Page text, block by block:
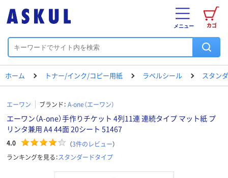
カゴ
メニュー
ホーム トナー/インク/コピー用紙 ラベルシール スタン
エーワン ブランド： A-one（エーワン）
エーワン（A-one）手作りチケット 4列11連 連続タイプ マット紙 プ
リンタ兼用 A4 44面 20シート 51467
4.0 （3件のレビュー）
ランキングを見る：スタンダードタイプ